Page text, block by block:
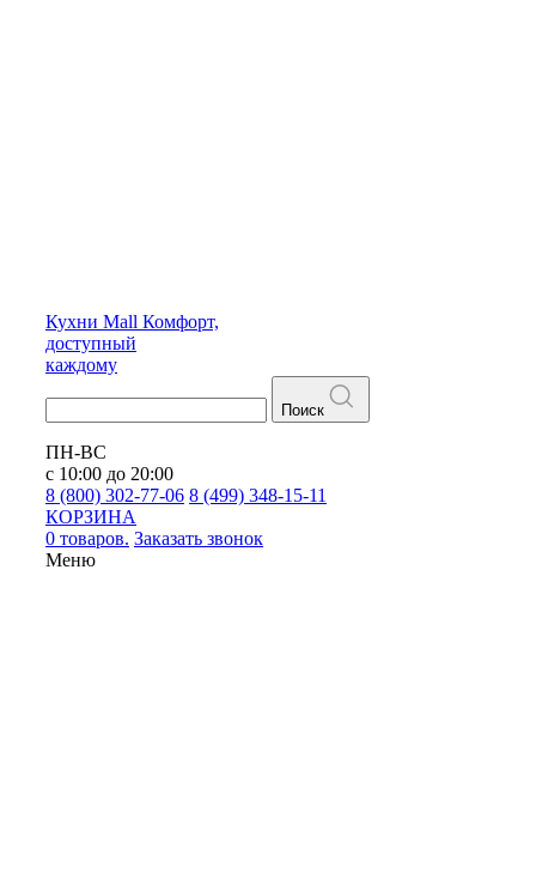
Кухни Mall Комфорт,
доступный
каждому
Поиск
ПН-ВС
с 10:00 до 20:00
8 (800) 302-77-06 8 (499) 348-15-11
КОРЗИНА
0 товаров. Заказать звонок
Меню